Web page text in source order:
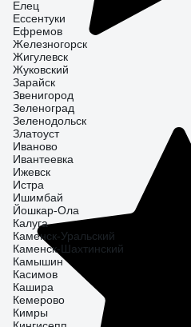
Елец
Ессентуки
Ефремов
Железногорск
Жигулевск
Жуковский
Зарайск
Звенигород
Зеленоград
Зеленодольск
Златоуст
Иваново
Ивантеевка
Ижевск
Истра
Ишимбай
Йошкар-Ола
Калуга
Каменск-Уральский
Каменск-Шахтинский
Камышин
Касимов
Кашира
Кемерово
Кимры